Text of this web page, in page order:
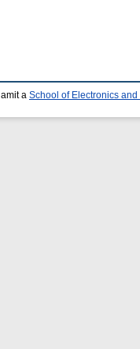
amit a School of Electronics